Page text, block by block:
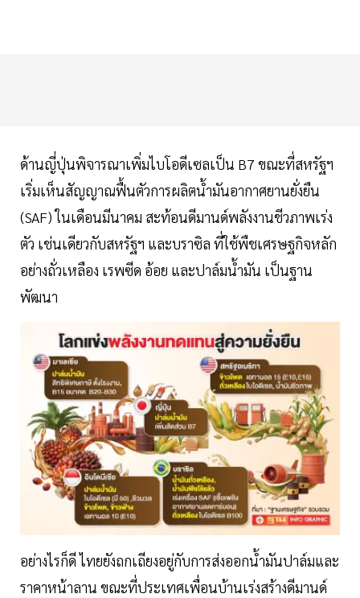
ด้านญี่ปุ่นพิจารณาเพิ่มไบโอดีเซลเป็น B7 ขณะที่สหรัฐฯ
เริ่มเห็นสัญญาณฟื้นตัวการผลิตน้ำมันอากาศยานยั่งยืน
(SAF) ในเดือนมีนาคม สะท้อนดีมานด์พลังงานชีวภาพเร่ง
ตัว เช่นเดียวกับสหรัฐฯ และบราซิล ที่ใช้พืชเศรษฐกิจหลัก
อย่างถั่วเหลือง เรพซีด อ้อย และปาล์มน้ำมัน เป็นฐาน
พัฒนา
อย่างไรก็ดี ไทยยังถกเถียงอยู่กับการส่งออกน้ำมันปาล์มและ
ราคาหน้าลาน ขณะที่ประเทศเพื่อนบ้านเร่งสร้างดีมานด์